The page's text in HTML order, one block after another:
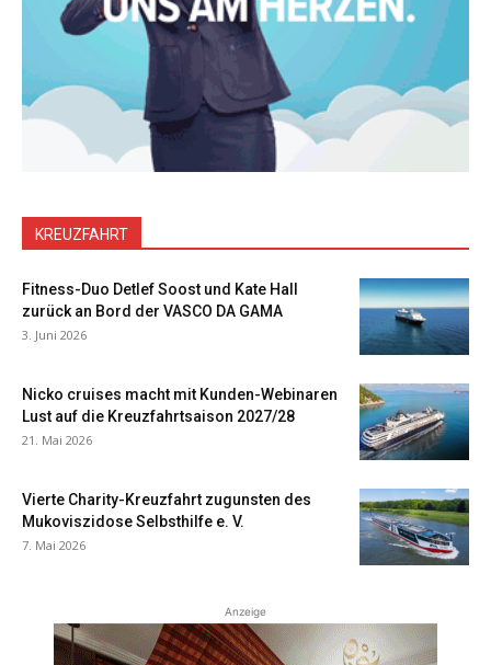
KREUZFAHRT
Fitness-Duo Detlef Soost und Kate Hall
zurück an Bord der VASCO DA GAMA
3. Juni 2026
Nicko cruises macht mit Kunden-Webinaren
Lust auf die Kreuzfahrtsaison 2027/28
21. Mai 2026
Vierte Charity-Kreuzfahrt zugunsten des
Mukoviszidose Selbsthilfe e. V.
7. Mai 2026
Anzeige